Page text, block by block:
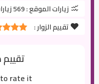
زيارات الموقع :569 زيارات
تقييم الزوار :
rate it!